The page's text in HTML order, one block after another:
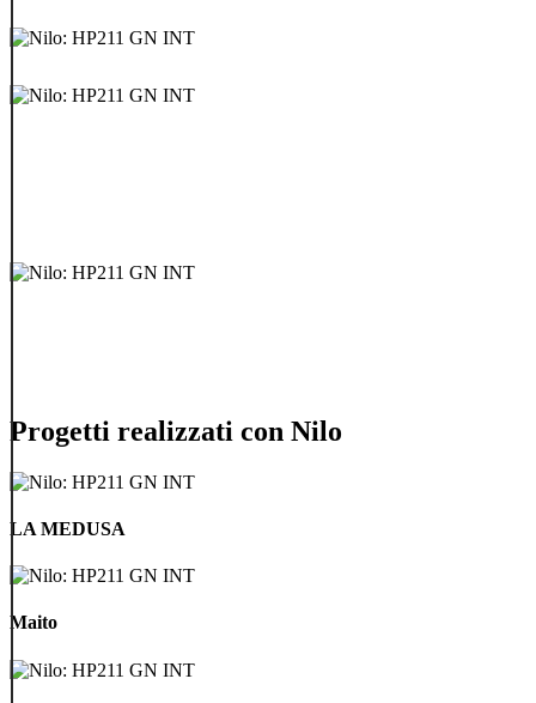
Progetti realizzati con Nilo
MEDUSA
LA MEDUSA
Maito